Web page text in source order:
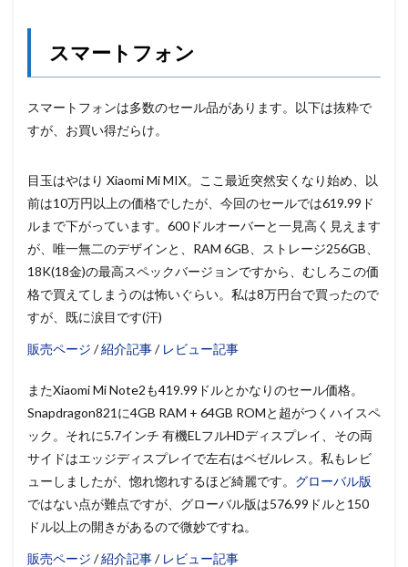
スマートフォン
スマートフォンは多数のセール品があります。以下は抜粋で
すが、お買い得だらけ。
目玉はやはり Xiaomi Mi MIX。ここ最近突然安くなり始め、以
前は10万円以上の価格でしたが、今回のセールでは619.99ド
ルまで下がっています。600ドルオーバーと一見高く見えます
が、唯一無二のデザインと、RAM 6GB、ストレージ256GB、
18K(18金)の最高スペックバージョンですから、むしろこの価
格で買えてしまうのは怖いぐらい。私は8万円台で買ったので
すが、既に涙目です(汗)
販売ページ /紹介記事/ レビュー記事
またXiaomi Mi Note2も419.99ドルとかなりのセール価格。
Snapdragon821に4GB RAM + 64GB ROMと超がつくハイスペ
ック。それに5.7インチ 有機ELフルHDディスプレイ、その両
サイドはエッジディスプレイで左右はベゼルレス。私もレビ
ューしましたが、惚れ惚れするほど綺麗です。 グローバル版
ではない点が難点ですが、グローバル版は576.99ドルと150
ドル以上の開きがあるので微妙ですね。
販売ページ /紹介記事/ レビュー記事